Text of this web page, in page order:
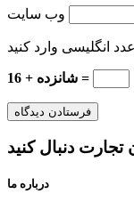
وب‌ سایت
16 + شانزده =
درباره ما